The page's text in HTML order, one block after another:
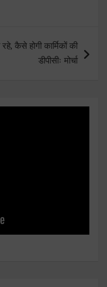
कैसे होगी कार्मिकों की
डीपीसीः मोर्चा